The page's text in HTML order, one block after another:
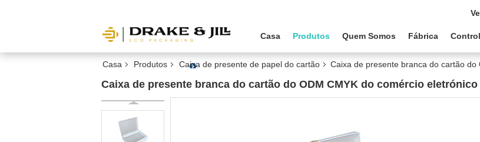
Casa Produtos Quem Somos Fábrica
Casa Produtos Caixa de presente de papel do cartão Caixa de presente branca do cartão
Caixa de presente branca do cartão do ODM CMYK do comércio